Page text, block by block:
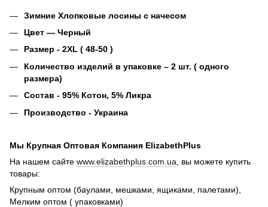
Зимние Хлопковые лосины с начесом
Цвет — Черный
Размер - 2XL ( 48-50 )
Количество изделий в упаковке – 2 шт. ( одного
размера)
Состав - 95% Котон, 5% Ликра
Производство - Украина
Мы Крупная Оптовая Компания ElizabethPlus
На нашем сайте www.elizabethplus.com.ua , вы можете купить
товары:
Крупным оптом (баулами, мешками, ящиками, палетами),
Мелким оптом ( упаковками)